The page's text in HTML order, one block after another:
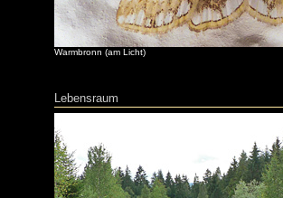
Warmbronn (am Licht)
Lebensraum